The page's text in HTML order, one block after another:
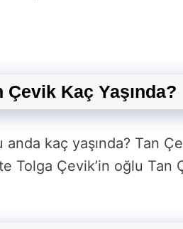
Çevik Kaç Yaşında?
kaç yaşında? Tan
Tolga Çevik’in oğlu Tan